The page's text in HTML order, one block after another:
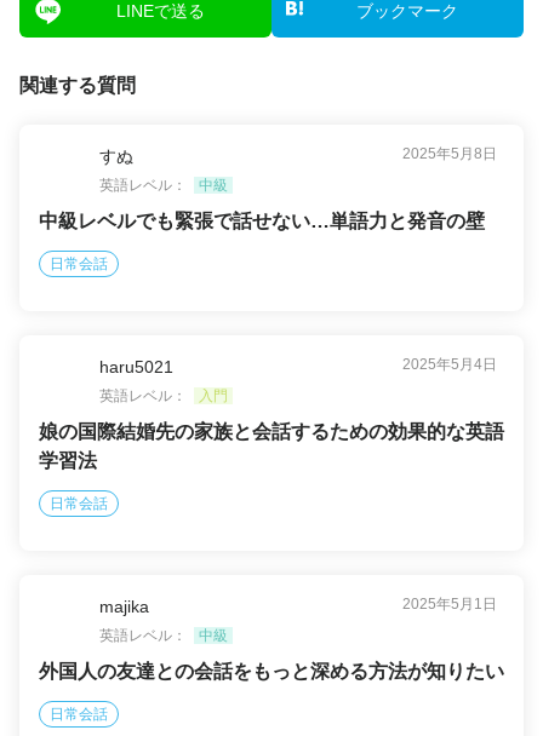
LINEで送る ブックマーク
関連する質問
すぬ
2025年5月8日
英語レベル：
中級
中級レベルでも緊張で話せない…単語力と発音の壁
日常会話
haru5021
2025年5月4日
英語レベル：
入門
娘の国際結婚先の家族と会話するための効果的な英語
学習法
日常会話
majika
2025年5月1日
英語レベル：
中級
外国人の友達との会話をもっと深める方法が知りたい
日常会話